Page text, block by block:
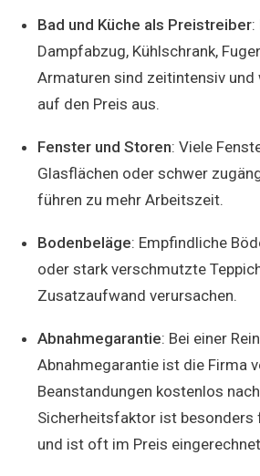
Bad und Küche als Preistreiber:
Dampfabzug, Kühlschrank,
Armaturen sind zeitintensiv
auf den Preis aus.
Fenster und Storen: Viele
Glasflächen oder schwer
führen zu mehr Arbeitszeit.
Bodenbeläge: Empfindliche
oder stark verschmutzte
Zusatzaufwand verursachen.
Abnahmegarantie: Bei einer
Abnahmegarantie ist die Firma
Beanstandungen kostenlos
Sicherheitsfaktor ist besonders
und ist oft im Preis